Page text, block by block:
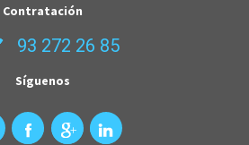
Contratación
93 272 26 85
Síguenos